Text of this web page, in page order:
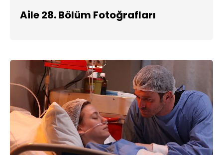
Aile 28. Bölüm Fotoğrafları